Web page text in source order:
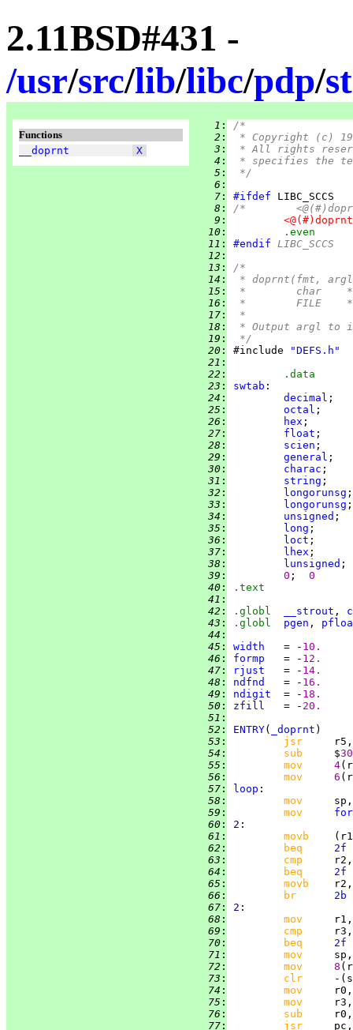
2.11BSD#431 -
/usr/src/lib/libc/pdp/
Functions
__doprnt
X
   1
:
/*
   2
:
* Copyright (c)
   3
:
* All rights
   4
:
* specifies the
   5
:
*/
   6
:
   7
: #ifdef
   8
:
   9
:
  10
:
.even
  11
: #endif LIBC_SCCS
  12
:
  13
:
/*
  14
:
* doprnt(fmt,
  15
:
*
  16
:
*
  17
:
*
  18
:
* Output argl to
  19
:
*/
  20
: #include
"DEFS.h"
  21
:
  22
:
.data
  23
: swtab
  24
: decimal
  25
: octal
  26
: hex
  27
: float
  28
: scien
  29
: general
  30
: charac
  31
: string
  32
: longorunsg
  33
: longorunsg
  34
: unsigned
  35
: long
  36
: loct
  37
: lhex
  38
: lunsigned
  39
: 0 ; 0
  40
:
.text
  41
:
  42
: .globl __strout ,
  43
: .globl pgen ,
  44
:
  45
: width
   = -
10.
  46
: formp
   = -
12.
  47
: rjust
   = -
14.
  48
: ndfnd
   = -
16.
  49
: ndigit
  = -
18.
  50
: zfill
   = -
20.
  51
:
  52
: ENTRY( _doprnt
  53
: jsr
r5,
  54
: sub $
  55
: mov 4
  56
: mov 6
  57
: loop
  58
:
mov
  59
: mov
  60
: 2
  61
:
movb
  62
: beq 2f
  63
: cmp
  64
: beq 2f
  65
:
movb
  66
: br 2b
  67
: 2
  68
: mov
r1,
  69
:
cmp
  70
: beq 2f
  71
:
mov
  72
: mov 8
  73
:
clr
  74
: mov
  75
: mov
  76
:
sub
  77
: jsr pc,